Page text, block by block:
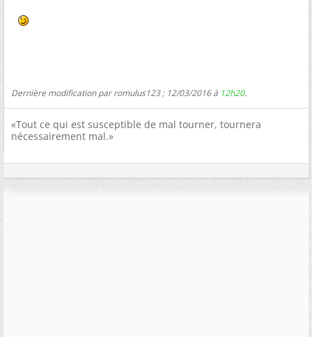
Dernière modification par romulus123 ; 12/03/2016 à 12h20.
«Tout ce qui est susceptible de mal tourner, tournera
nécessairement mal.»